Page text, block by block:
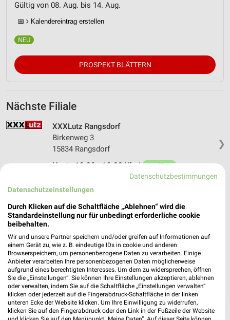
Gültig von 08. Aug. bis 14. Aug.
📅 Kalendereintrag erstellen
PROSPEKT BLÄTTERN
Nächste Filiale
❯
XXXLutz Rangsdorf
Birkenweg 3
15834 Rangsdorf
Heute 10:00 - 19:00 Uhr | Geöffnet
❯
Datenschutzbestimmungen
Datenschutzeinstellungen
Durch Klicken auf die Schaltfläche „Ablehnen“ wird die
Standardeinstellung nur für unbedingt erforderliche cookie
beibehalten.
Wir und unsere Partner speichern und/oder greifen auf Informationen auf
einem Gerät zu, wie z. B. eindeutige IDs in cookie und anderen
Browserspeichern, um personenbezogene Daten zu verarbeiten. Einige
Anbieter verarbeiten Ihre personenbezogenen Daten möglicherweise
aufgrund eines berechtigten Interesses. Um dem zu widersprechen, öffnen
Sie die „Einstellungen“. Sie können Ihre Einstellungen akzeptieren, ablehnen
oder verwalten, indem Sie auf die Schaltfläche „Einstellungen verwalten“
klicken oder jederzeit auf die Fingerabdruck-Schaltfläche in der linken
unteren Ecke der Website klicken. Um Ihre Einwilligung zu widerrufen,
klicken Sie auf den Fingerabdruck oder den Link in der Fußzeile der Website